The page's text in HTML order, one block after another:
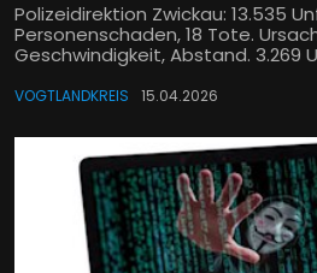
Polizeidirektion Zwickau: 13.535
Personenschaden, 18 Tote.
Geschwindigkeit, Abstand. 3.269
VOGTLANDKREIS 15.04.2026